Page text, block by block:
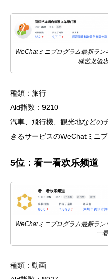
WeChatミニプログラム最新ラ
城艺龙酒
種類：旅行
Ald指数：9210
汽車、飛行機、観光地などの
きるサービスのWeChatミニプ
5位：看一看欢乐频道
WeChatミニプログラム最新ラ
一
種類：動画